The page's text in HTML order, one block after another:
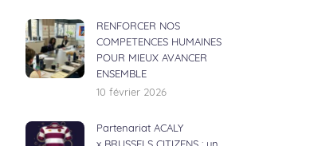
RENFORCER NOS
COMPETENCES HUMAINES
POUR MIEUX AVANCER
ENSEMBLE
10 février 2026
Partenariat ACALY